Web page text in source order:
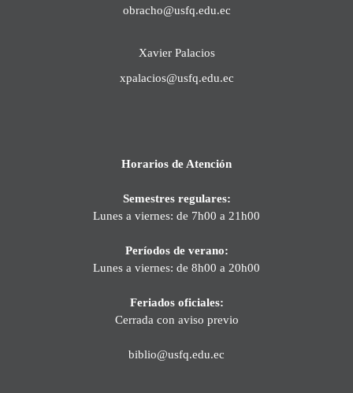
obracho@usfq.edu.ec
Xavier Palacios
xpalacios@usfq.edu.ec
Horarios de Atención
Semestres regulares:
Lunes a viernes: de 7h00 a 21h00
Períodos de verano:
Lunes a viernes: de 8h00 a 20h00
Feriados oficiales:
Cerrada con aviso previo
biblio@usfq.edu.ec